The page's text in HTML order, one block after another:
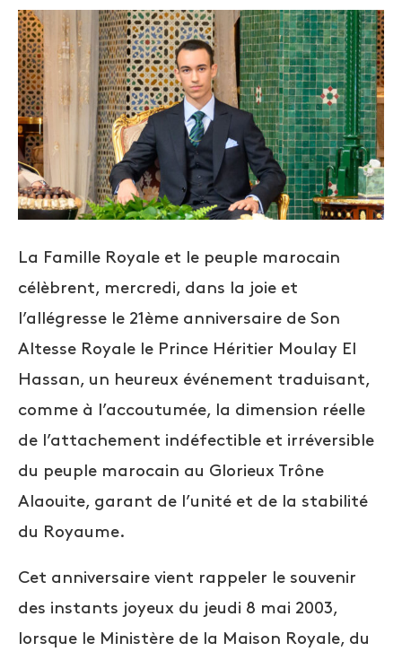
La Famille Royale et le peuple marocain
célèbrent, mercredi, dans la joie et
l’allégresse le 21ème anniversaire de Son
Altesse Royale le Prince Héritier Moulay El
Hassan, un heureux événement traduisant,
comme à l’accoutumée, la dimension réelle
de l’attachement indéfectible et irréversible
du peuple marocain au Glorieux Trône
Alaouite, garant de l’unité et de la stabilité
du Royaume.
Cet anniversaire vient rappeler le souvenir
des instants joyeux du jeudi 8 mai 2003,
lorsque le Ministère de la Maison Royale, du